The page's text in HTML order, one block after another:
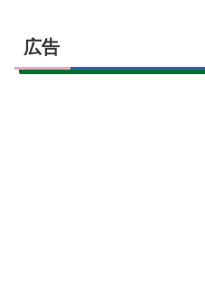
広告